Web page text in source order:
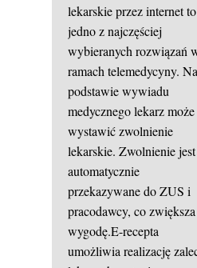
lekarskie przez internet to
jedno z najczęściej
wybieranych rozwiązań
ramach telemedycyny. Na
podstawie wywiadu
medycznego lekarz może
wystawić zwolnienie
lekarskie. Zwolnienie jest
automatycznie
przekazywane do ZUS i
pracodawcy, co zwiększa
wygodę.E-recepta
umożliwia realizację